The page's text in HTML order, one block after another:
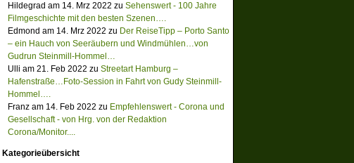
Hildegrad am 14. Mrz 2022 zu Sehenswert - 100 Jahre
Filmgeschichte mit den besten Szenen….
Edmond am 14. Mrz 2022 zu Der ReiseTipp – Porto Santo
– ein Hauch von Seeräubern und Windmühlen…von
Gudrun Steinmill-Hommel…
Ulli am 21. Feb 2022 zu Streetart Hamburg –
Hafenstraße…Foto-Session in Fahrt von Gudy Steinmill-
Hommel….
Franz am 14. Feb 2022 zu Empfehlenswert - Corona und
Gesellschaft - von Hrg. von der Redaktion
Corona/Monitor....
Kategorieübersicht